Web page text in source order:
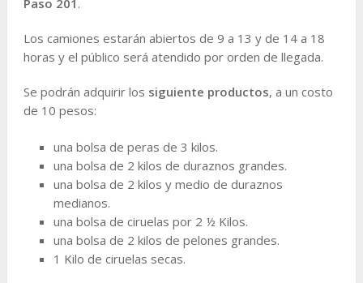
Los camiones estarán abiertos de 9 a 13 y de 14 a 18
horas y el público será atendido por orden de llegada.
Se podrán adquirir los siguiente productos, a un costo
de 10 pesos:
una bolsa de peras de 3 kilos.
una bolsa de 2 kilos de duraznos grandes.
una bolsa de 2 kilos y medio de duraznos
medianos.
una bolsa de ciruelas por 2 ½ Kilos.
una bolsa de 2 kilos de pelones grandes.
1 Kilo de ciruelas secas.